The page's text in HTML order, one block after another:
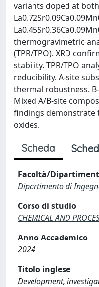
variants doped at both
thermogravimetric
(TPR/TPO). XRD
stability. TPR/TPO
reducibility. A-site
thermal robustness.
Mixed A/B-site
findings demonstrate
oxides.
Scheda
Facoltà/
Dipartimento di
Corso di studio
CHEMICAL AND
Anno Accademico
2024
Titolo inglese
Development,